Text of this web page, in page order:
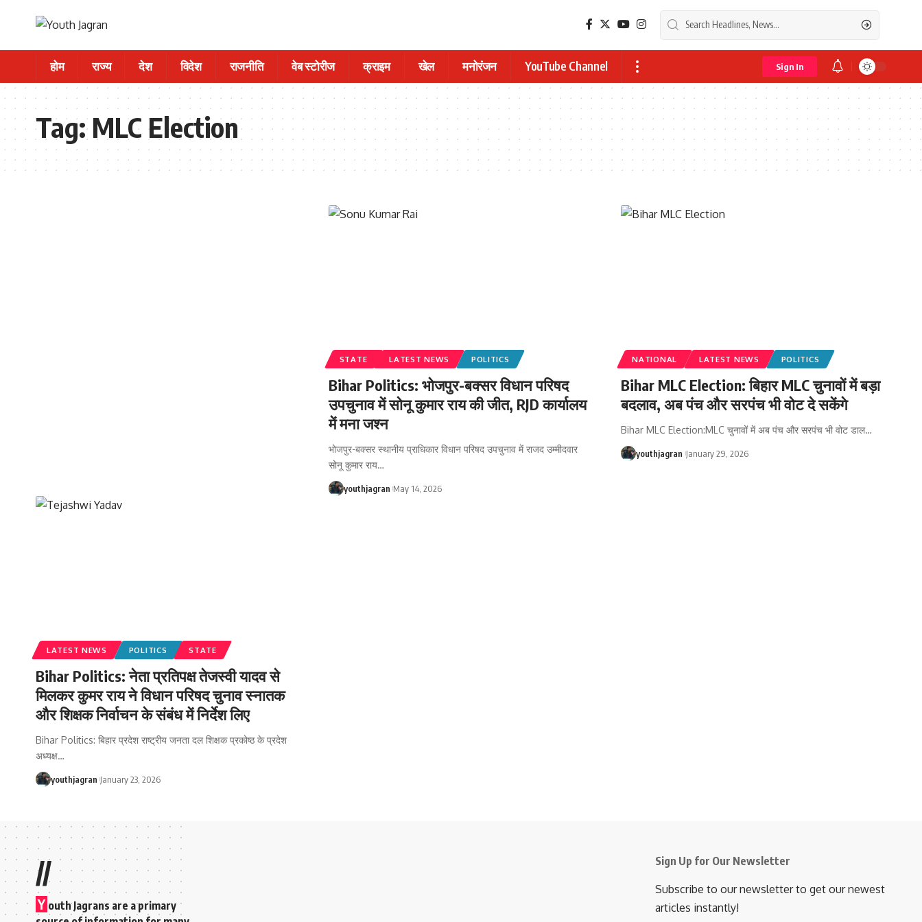
होम राज्य देश विदेश राजनीति वेब स्टोरीज क्राइम खेल मनोरंजन YouTube Channel Sign In
Tag:MLC Election
STATE LATEST NEWS POLITICS
Bihar Politics: भोजपुर-बक्सर विधान परिषद
उपचुनाव में सोनू कुमार राय की जीत, RJD कार्यालय
में मना जश्न
भोजपुर-बक्सर स्थानीय प्राधिकार विधान परिषद उपचुनाव में राजद उम्मीदवार
सोनू कुमार राय…
youthjagran May 14, 2026
NATIONAL LATEST NEWS POLITICS
Bihar MLC Election: बिहार MLC चुनावों में बड़ा
बदलाव, अब पंच और सरपंच भी वोट दे सकेंगे
Bihar MLC Election:MLC चुनावों में अब पंच और सरपंच भी वोट डाल…
youthjagran January 29, 2026
LATEST NEWS POLITICS STATE
Bihar Politics: नेता प्रतिपक्ष तेजस्वी यादव से
मिलकर कुमर राय ने विधान परिषद चुनाव स्नातक
और शिक्षक निर्वाचन के संबंध में निर्देश लिए
Bihar Politics: बिहार प्रदेश राष्ट्रीय जनता दल शिक्षक प्रकोष्ठ के प्रदेश
अध्यक्ष…
youthjagran January 23, 2026
//
Y outh Jagrans are a primary
Sign Up for Our Newsletter
Subscribe to our newsletter to get our newest
articles instantly!